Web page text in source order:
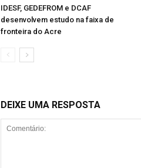
IDESF, GEDEFROM e DCAF
desenvolvem estudo na faixa de
fronteira do Acre
DEIXE UMA RESPOSTA